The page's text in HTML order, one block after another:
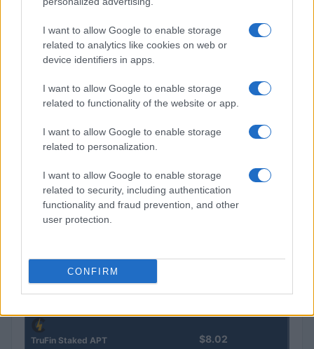
I want to allow Google to enable storage
related to analytics like cookies on web or
device identifiers in apps.
I want to allow Google to enable storage
related to functionality of the website or app.
I want to allow Google to enable storage
related to personalization.
I want to allow Google to enable storage
related to security, including authentication
functionality and fraud prevention, and other
user protection.
CONFIRM
Morpho Vault
Epoch Island
(STINJ)
Vested XOR
(VXOR)
$3,407.11
FibSwap DEX
TruFin Staked APT $8.02